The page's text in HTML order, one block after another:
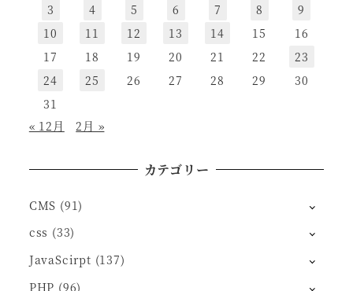
3
4 5 6 7 8
9
10
11 12 13 14 15
16
17
18 19 20 21 22
23
24
25 26 27 28 29
30
31
« 12月
2月 »
カテゴリー
CMS (91)
css (33)
JavaScirpt (137)
PHP (96)